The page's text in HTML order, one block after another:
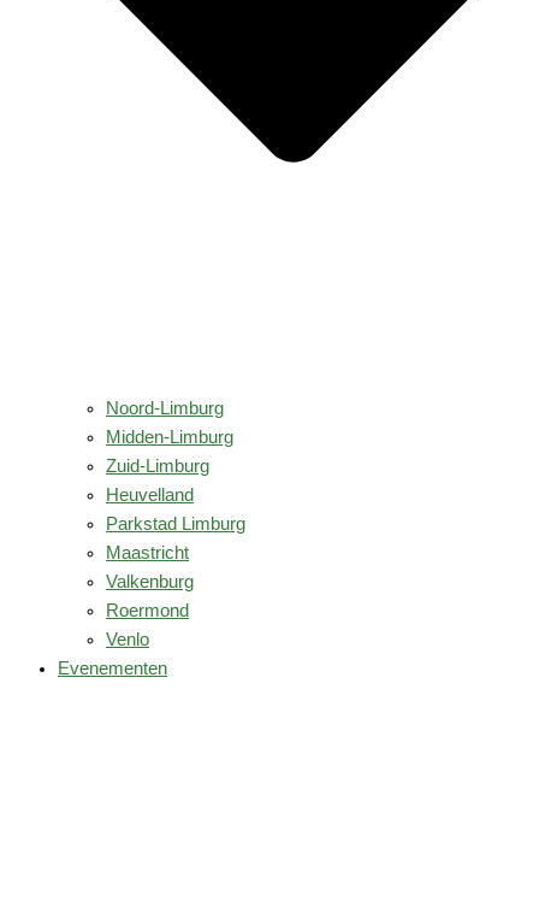
Noord-Limburg
Midden-Limburg
Zuid-Limburg
Heuvelland
Parkstad Limburg
Maastricht
Valkenburg
Roermond
Venlo
Evenementen